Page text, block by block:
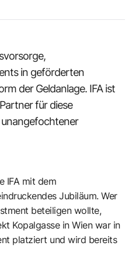
in geförderten
der Geldanlage. IFA ist
für diese
IFA mit dem
Jubiläum. Wer
beteiligen wollte,
Kopalgasse in Wien war in
platziert und wird bereits